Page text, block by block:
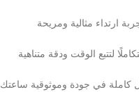
ارتداء مثالية ومريحة
لتتبع الوقت ودقة متناهية
كاملة في جودة وموثوقية ساعتك